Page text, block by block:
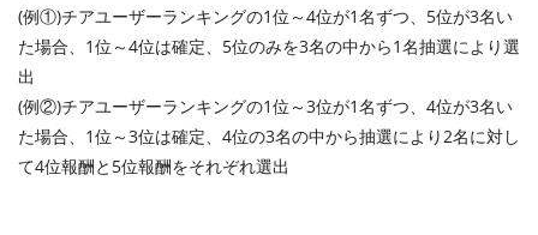
(例①)チアユーザーランキングの1位～4位が1名ずつ、5位が3名い
た場合、1位～4位は確定、5位のみを3名の中から1名抽選により選
出
(例②)チアユーザーランキングの1位～3位が1名ずつ、4位が3名い
た場合、1位～3位は確定、4位の3名の中から抽選により2名に対し
て4位報酬と5位報酬をそれぞれ選出